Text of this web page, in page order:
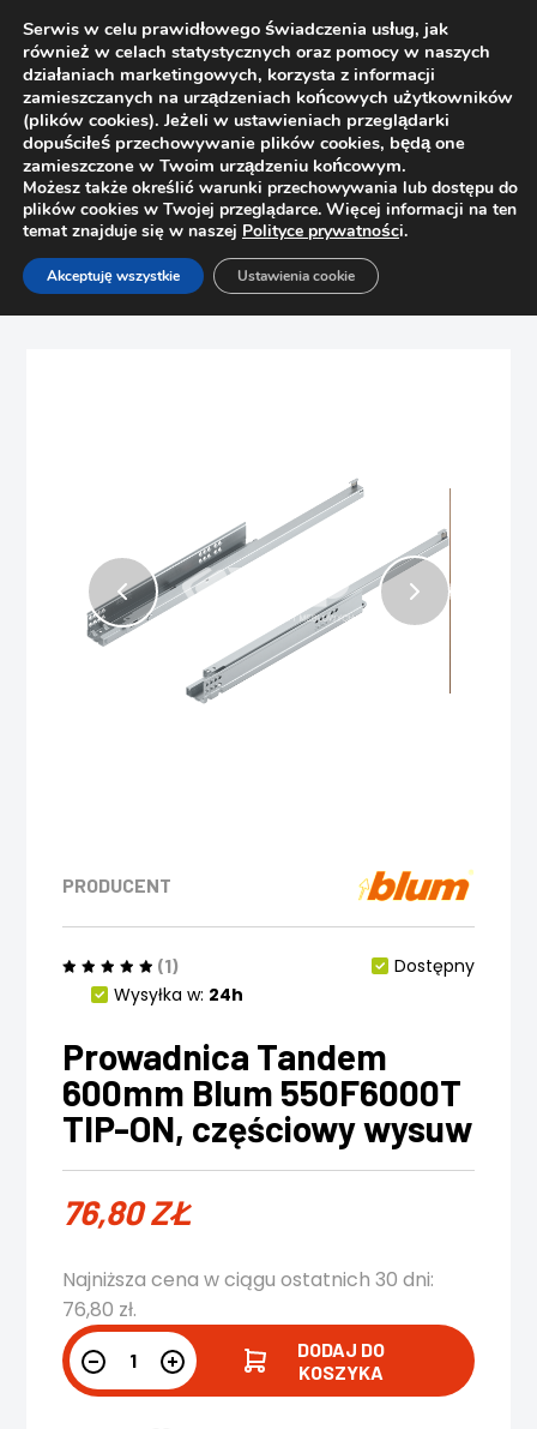
Strona główna Sklep
Prowadnice
Prowadnica Tandem 600mm Blum 550F6000T TIP-ON,
PRODUCENT
(1)
Dostępny
Wysyłka w: 24h
Prowadnica Tandem
600mm Blum 550F6000T
TIP-ON, częściowy wysuw
76,80ZŁ
Najniższa cena w ciągu ostatnich 30 dni:
76,80 zł.
DODAJ DO
KOSZYKA
Serwis w celu prawidłowego świadczenia usług, jak
również w celach statystycznych oraz pomocy w naszych
działaniach marketingowych, korzysta z informacji
zamieszczanych na urządzeniach końcowych użytkowników
(plików cookies). Jeżeli w ustawieniach przeglądarki
dopuściłeś przechowywanie plików cookies, będą one
zamieszczone w Twoim urządzeniu końcowym.
Możesz także określić warunki przechowywania lub dostępu do
plików cookies w Twojej przeglądarce. Więcej informacji na ten
temat znajduje się w naszej Polityce prywatności.
Akceptuję wszystkie Ustawienia cookie